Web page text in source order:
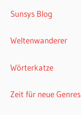
Sunsys Blog
Weltenwanderer
Wörterkatze
Zeit für neue Genres